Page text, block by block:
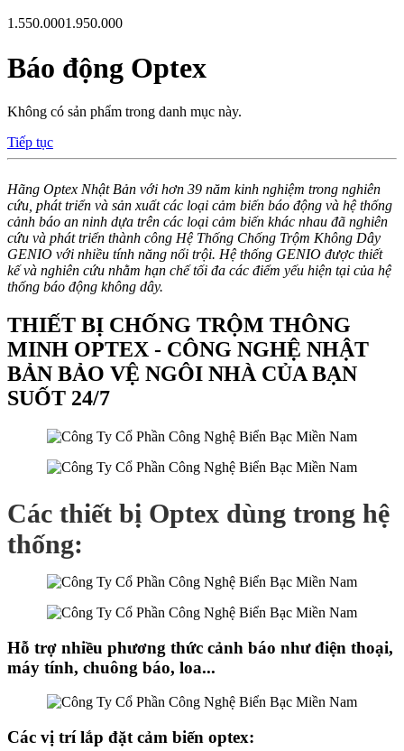
1.550.0001.950.000
Báo động Optex
Không có sản phẩm trong danh mục này.
Tiếp tục
Hãng Optex Nhật Bản với hơn 39 năm kinh nghiệm trong nghiên
cứu, phát triển và sản xuất các loại cảm biến báo động và hệ thống
cảnh báo an ninh dựa trên các loại cảm biến khác nhau đã nghiên
cứu và phát triển thành công Hệ Thống Chống Trộm Không Dây
GENIO với nhiều tính năng nổi trội. Hệ thống GENIO được thiết
kế và nghiên cứu nhằm hạn chế tối đa các điểm yếu hiện tại của hệ
thống báo động không dây.
THIẾT BỊ CHỐNG TRỘM THÔNG
MINH OPTEX - CÔNG NGHỆ NHẬT
BẢN BẢO VỆ NGÔI NHÀ CỦA BẠN
SUỐT 24/7
Các thiết bị Optex dùng trong hệ
thống:
Hỗ trợ nhiều phương thức cảnh báo như điện thoại,
máy tính, chuông báo, loa...
Các vị trí lắp đặt cảm biến optex: